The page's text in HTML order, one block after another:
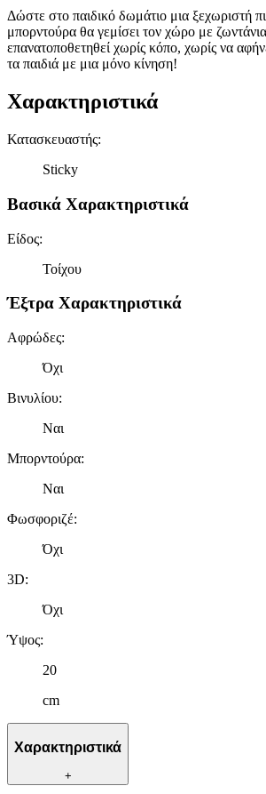
Δώστε στο παιδικό δωμάτιο μια ξεχωριστή
μπορντούρα θα γεμίσει τον χώρο με
επανατοποθετηθεί χωρίς κόπο, χωρίς να
τα παιδιά με μια μόνο κίνηση!
Χαρακτηριστικά
Κατασκευαστής:
Sticky
Βασικά Χαρακτηριστικά
Είδος:
Τοίχου
Έξτρα Χαρακτηριστικά
Αφρώδες:
Όχι
Βινυλίου:
Ναι
Μπορντούρα:
Ναι
Φωσφοριζέ:
Όχι
3D:
Όχι
Ύψος:
20
cm
Χαρακτηριστικά
+